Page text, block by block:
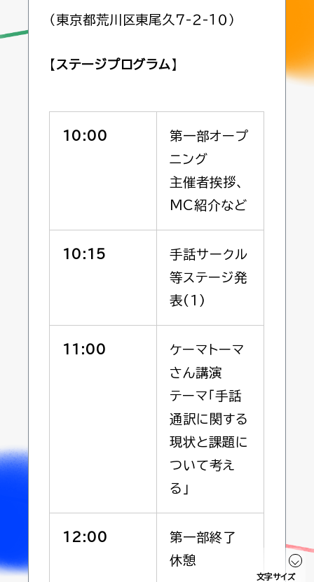
文字サイズ
（東京都荒川区東尾久７-２-１０）
【 ステージプログラム 】
10:00
第一部オープ
ニング
主催者挨拶、
MC紹介など
10:15
手話サークル
等ステージ発
表(1)
11:00
ケーマトーマ
さん講演
テーマ「手話
通訳に関する
現状と課題に
ついて考え
る」
12:00
第一部終了
休憩